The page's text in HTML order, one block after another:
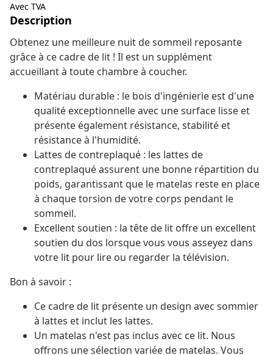
Avec TVA
Description
Obtenez une meilleure nuit de sommeil reposante
grâce à ce cadre de lit ! Il est un supplément
accueillant à toute chambre à coucher.
Matériau durable : le bois d'ingénierie est d'une
qualité exceptionnelle avec une surface lisse et
présente également résistance, stabilité et
résistance à l'humidité.
Lattes de contreplaqué : les lattes de
contreplaqué assurent une bonne répartition du
poids, garantissant que le matelas reste en place
à chaque torsion de votre corps pendant le
sommeil.
Excellent soutien : la tête de lit offre un excellent
soutien du dos lorsque vous vous asseyez dans
votre lit pour lire ou regarder la télévision.
Bon à savoir :
Ce cadre de lit présente un design avec sommier
à lattes et inclut les lattes.
Un matelas n'est pas inclus avec ce lit. Nous
offrons une sélection variée de matelas. Vous